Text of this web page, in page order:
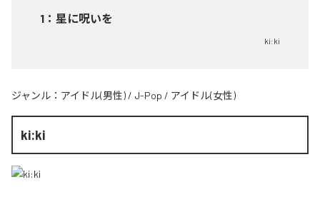
1 ： 星に呪いを
ki:ki
ジャンル： アイドル(男性) / J-Pop / アイドル(女性)
ki:ki